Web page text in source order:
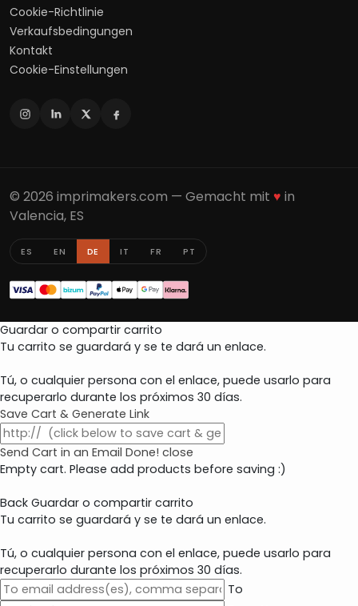
Cookie-Richtlinie
Verkaufsbedingungen
Kontakt
Cookie-Einstellungen
© 2026 imprimakers.com — Gemacht mit ♥ in
Valencia, ES
ES EN DE IT FR PT
Guardar o compartir carrito
Tu carrito se guardará y se te dará un enlace.
Tú, o cualquier persona con el enlace, puede usarlo para
recuperarlo durante los próximos 30 días.
Save Cart & Generate Link
Send Cart in an Email Done! close
Empty cart. Please add products before saving :)
Back Guardar o compartir carrito
Tu carrito se guardará y se te dará un enlace.
Tú, o cualquier persona con el enlace, puede usarlo para
recuperarlo durante los próximos 30 días.
To